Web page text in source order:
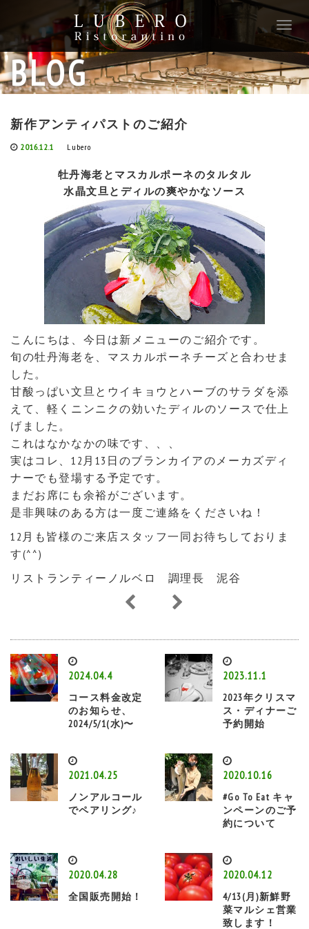
T
o
g
g
l
BLOG
新作アンティパストのご紹介
2016.12.1 Lubero
牡丹海老とマスカルポーネのタルタル
水晶文旦とディルの爽やかなソース
こんにちは、今日は新メニューのご紹介です。
旬の牡丹海老を、マスカルポーネチーズと合わせま
した。
甘酸っぱい文旦とウイキョウとハーブのサラダを添
えて、軽くニンニクの効いたディルのソースで仕上
げました。
これはなかなかの味です、、、
実はコレ、12月13日のブランカイアのメーカズディ
ナーでも登場する予定です。
まだお席にも余裕がございます。
是非興味のある方は一度ご連絡をくださいね！
12月も皆様のご来店スタッフ一同お待ちしておりま
す(^^)
リストランティーノルベロ 調理長 泥谷
2024.04.4
コース料金改定
のお知らせ、
2024/5/1(水)〜
2023.11.1
2023年クリスマ
ス・ディナーご
予約開始
2021.04.25
ノンアルコール
でペアリング♪
2020.10.16
#Go To Eat キャ
ンペーンのご予
約について
2020.04.28
全国販売開始！
2020.04.12
4/13(月)新鮮野
菜マルシェ営業
致します！